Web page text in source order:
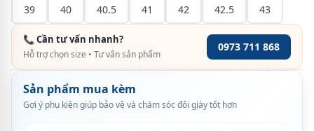
39 40 40.5 41 42 42.5 43
📞 Cần tư vấn nhanh?
Hỗ trợ chọn size • Tư vấn sản phẩm
0973 711 868
Sản phẩm mua kèm
Gợi ý phụ kiện giúp bảo vệ và chăm sóc đôi giày tốt hơn